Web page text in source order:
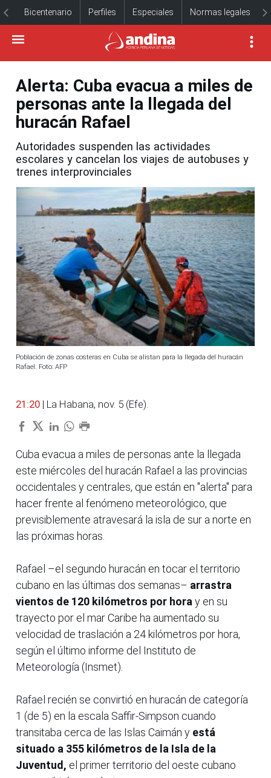
Bicentenario Perfiles Especiales Normas legales
Alerta: Cuba evacua a miles de
personas ante la llegada del
huracán Rafael
Autoridades suspenden las actividades
escolares y cancelan los viajes de autobuses y
trenes interprovinciales
Población de zonas costeras en Cuba se alistan para la llegada del huracán
Rafael. Foto: AFP
21:20 | La Habana, nov. 5 (Efe).
Cuba evacua a miles de personas ante la llegada
este miércoles del huracán Rafael a las provincias
occidentales y centrales, que están en "alerta" para
hacer frente al fenómeno meteorológico, que
previsiblemente atravesará la isla de sur a norte en
las próximas horas.
Rafael –el segundo huracán en tocar el territorio
cubano en las últimas dos semanas– arrastra
vientos de 120 kilómetros por hora y en su
trayecto por el mar Caribe ha aumentado su
velocidad de traslación a 24 kilómetros por hora,
según el último informe del Instituto de
Meteorología (Insmet).
Rafael recién se convirtió en huracán de categoría
1 (de 5) en la escala Saffir-Simpson cuando
transitaba cerca de las Islas Caimán y está
situado a 355 kilómetros de la Isla de la
Juventud, el primer territorio del oeste cubano